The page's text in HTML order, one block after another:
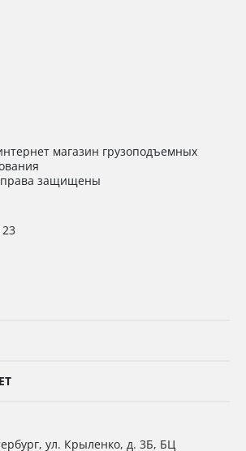
магазин грузоподъемных
права защищены
ул. Крыленко, д. 3Б, БЦ